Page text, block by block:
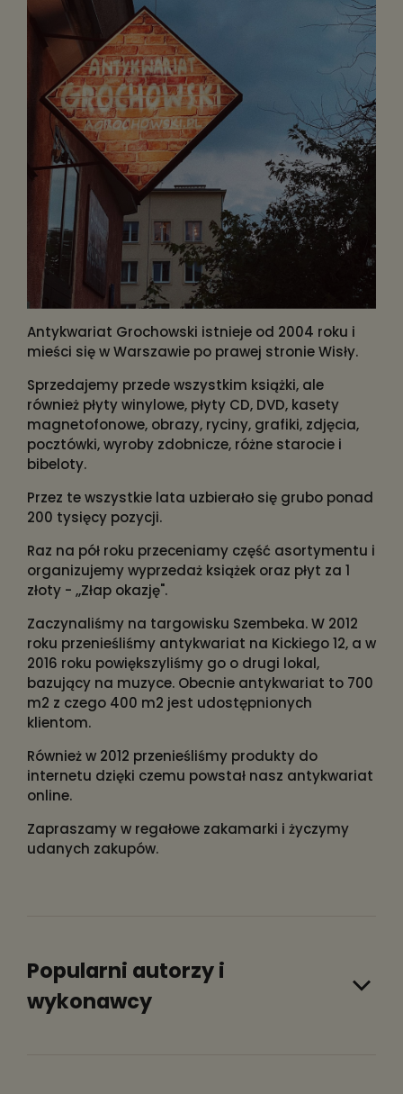
Antykwariat Grochowski istnieje od 2004 roku i
mieści się w Warszawie po prawej stronie Wisły.
Sprzedajemy przede wszystkim książki, ale
również płyty winylowe, płyty CD, DVD, kasety
magnetofonowe, obrazy, ryciny, grafiki, zdjęcia,
pocztówki, wyroby zdobnicze, różne starocie i
bibeloty.
Przez te wszystkie lata uzbierało się grubo ponad
200 tysięcy pozycji.
Raz na pół roku przeceniamy część asortymentu i
organizujemy wyprzedaż książek oraz płyt za 1
złoty - ,,Złap okazję".
Zaczynaliśmy na targowisku Szembeka. W 2012
roku przenieśliśmy antykwariat na Kickiego 12, a w
2016 roku powiększyliśmy go o drugi lokal,
bazujący na muzyce. Obecnie antykwariat to 700
m2 z czego 400 m2 jest udostępnionych
klientom.
Również w 2012 przenieśliśmy produkty do
internetu dzięki czemu powstał nasz antykwariat
online.
Zapraszamy w regałowe zakamarki i życzymy
udanych zakupów.
Popularni autorzy i
wykonawcy